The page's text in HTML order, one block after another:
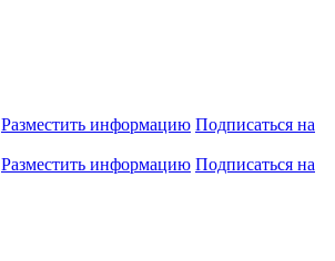
Разместить информацию Подписаться на
Разместить информацию Подписаться на